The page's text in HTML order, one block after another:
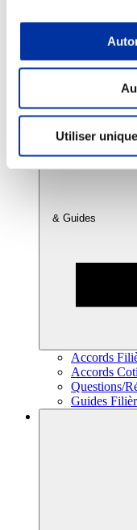
Utiliser
Juste
Info-veille
& Guides
Accords
Accords
Questions/
Guides